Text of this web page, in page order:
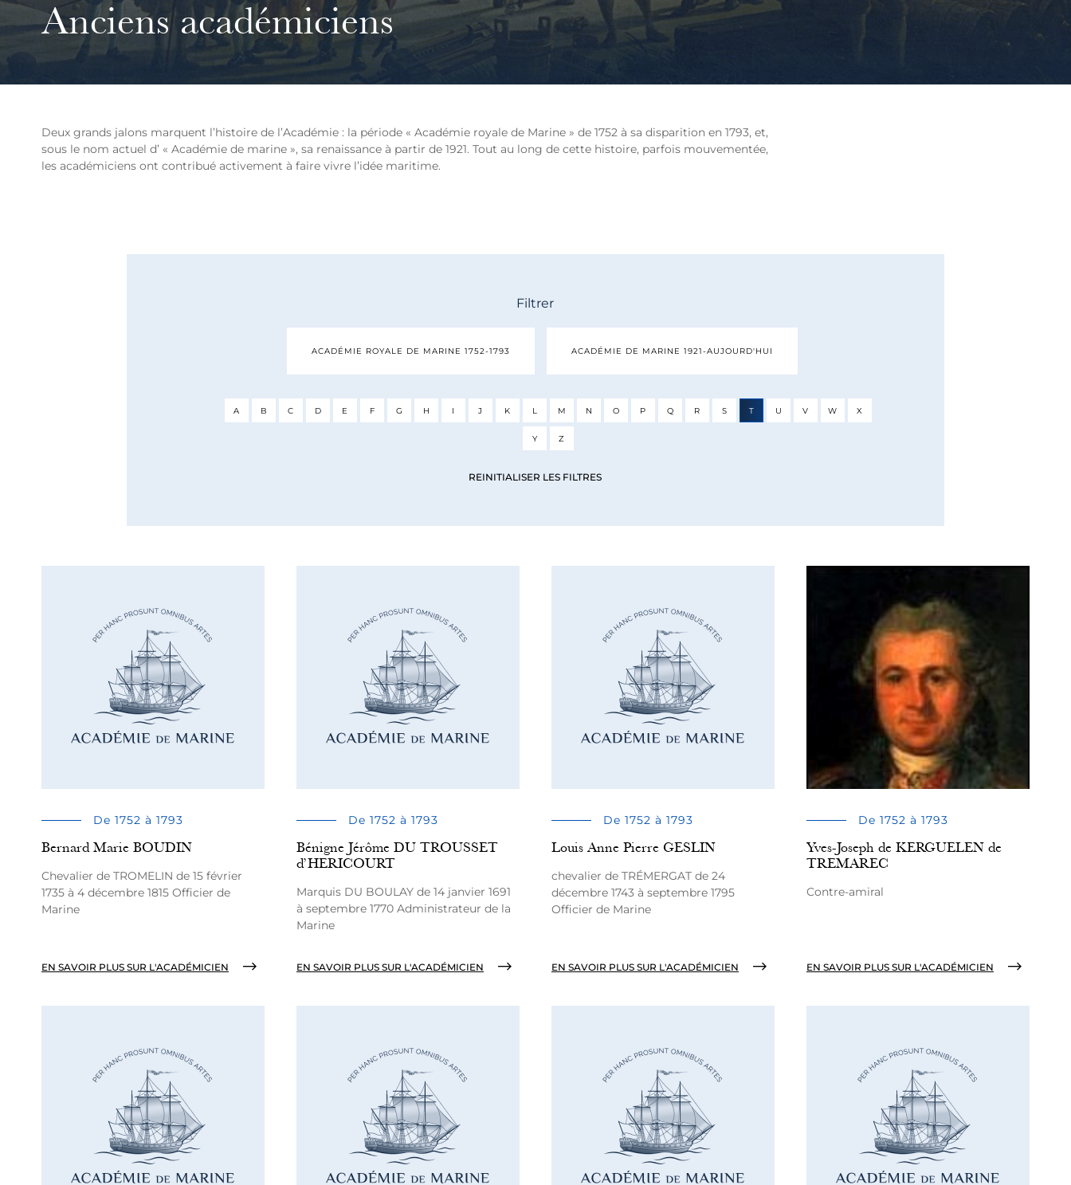
Anciens académiciens
Deux grands jalons marquent l’histoire de l’Académie : la période « Académie royale de Marine » de 1752 à sa disparition en 1793, et,
sous le nom actuel d’ « Académie de marine », sa renaissance à partir de 1921. Tout au long de cette histoire, parfois mouvementée,
les académiciens ont contribué activement à faire vivre l’idée maritime.
Filtrer
ACADÉMIE ROYALE DE MARINE 1752-1793 ACADÉMIE DE MARINE 1921-AUJOURD'HUI
A B C D E F G H I J K L M N O P Q R S T U V W X
Y Z
REINITIALISER LES FILTRES
De 1752 à 1793
Bernard Marie BOUDIN
Chevalier de TROMELIN de 15 février
1735 à 4 décembre 1815 Officier de
Marine
EN SAVOIR PLUS SUR L'ACADÉMICIEN
De 1752 à 1793
Bénigne Jérôme DU TROUSSET
d’HERICOURT
Marquis DU BOULAY de 14 janvier 1691
à septembre 1770 Administrateur de la
Marine
EN SAVOIR PLUS SUR L'ACADÉMICIEN
De 1752 à 1793
Louis Anne Pierre GESLIN
chevalier de TRÉMERGAT de 24
décembre 1743 à septembre 1795
Officier de Marine
EN SAVOIR PLUS SUR L'ACADÉMICIEN
De 1752 à 1793
Yves-Joseph de KERGUELEN de
TREMAREC
Contre-amiral
EN SAVOIR PLUS SUR L'ACADÉMICIEN